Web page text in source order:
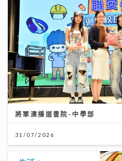
將軍澳播道書院-中學部
31/07/2026